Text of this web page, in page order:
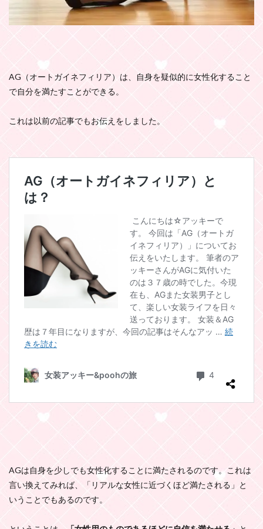
AG（オートガイネフィリア）は、自身を疑似的に女性化すること
で自分を満たすことができる。
これは以前の記事でもお伝えをしました。
AGは自身を少しでも女性化することに満たされるのです。これは
言い換えてみれば、「リアルな女性に近づくほど満たされる」と
いうことでもあるのです。​